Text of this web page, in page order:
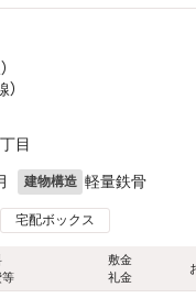
目
建物構造 軽量鉄骨
宅配ボックス
等
敷金
礼金